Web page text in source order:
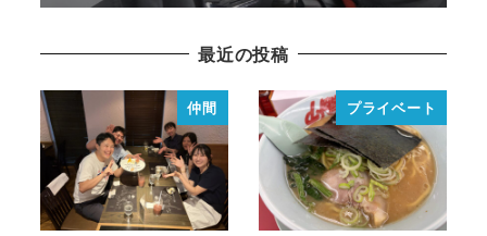
最近の投稿
仲間 プライベート